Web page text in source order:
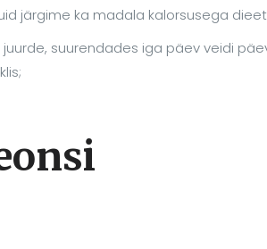
järgime ka madala kalorsusega
suurendades iga päev veidi